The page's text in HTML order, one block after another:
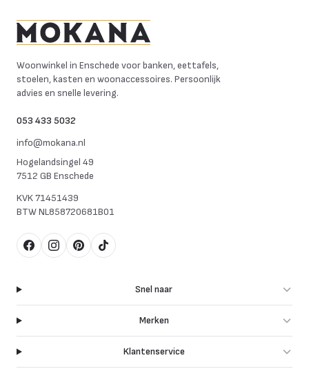
Woonwinkel in Enschede voor banken, eettafels,
stoelen, kasten en woonaccessoires. Persoonlijk
advies en snelle levering.
053 433 5032
info@mokana.nl
Hogelandsingel 49
7512 GB Enschede
KVK71451439
BTWNL858720681B01
FacebookInstagram
Pinterest
TikTok
Snel naar
Merken
Klantenservice